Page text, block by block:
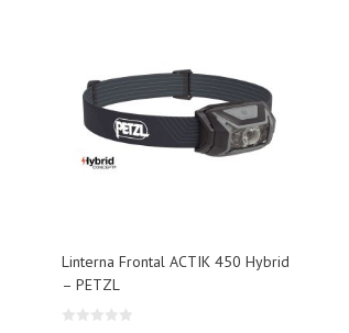
Linterna Frontal ACTIK 450 Hybrid
– PETZL